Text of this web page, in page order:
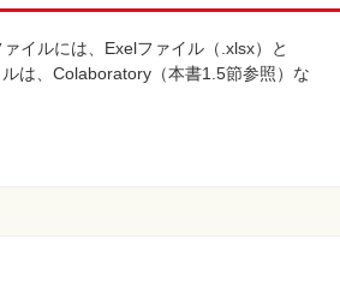
イルには、Exelファイル（.xlsx）と
は、Colaboratory（本書1.5節参照）な